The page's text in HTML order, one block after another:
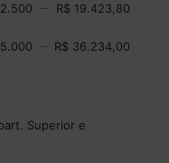
2.500 R$ 19.423,80
5.000 R$ 36.234,00
Superior e